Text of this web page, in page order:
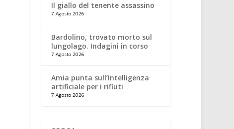
Il giallo del tenente assassino
7 Agosto 2026
Bardolino, trovato morto sul
lungolago. Indagini in corso
7 Agosto 2026
Amia punta sull’Intelligenza
artificiale per i rifiuti
7 Agosto 2026